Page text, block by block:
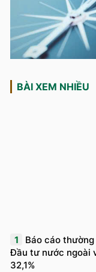
BÀI XEM NHIỀU
1
Báo cáo
Đầu tư nước ngoài
32,1%